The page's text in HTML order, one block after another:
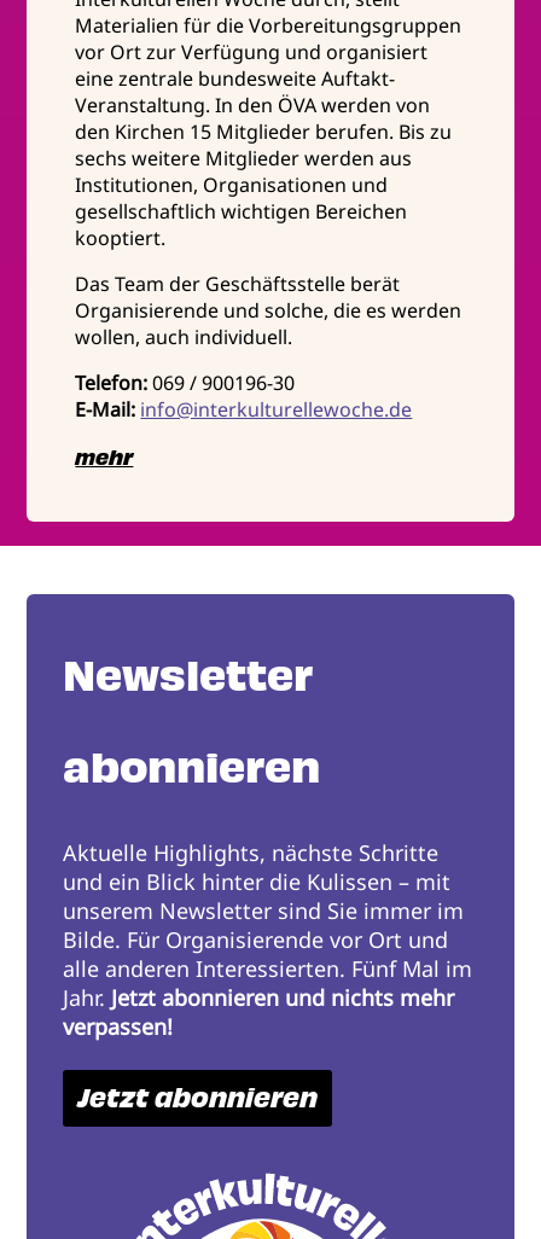
Materialien für die Vorbereitungsgruppen
vor Ort zur Verfügung und organisiert
eine zentrale bundesweite Auftakt-
Veranstaltung. In den ÖVA werden von
den Kirchen 15 Mitglieder berufen. Bis zu
sechs weitere Mitglieder werden aus
Institutionen, Organisationen und
gesellschaftlich wichtigen Bereichen
kooptiert.
Das Team der Geschäftsstelle berät
Organisierende und solche, die es werden
wollen, auch individuell.
Telefon:069 / 900196-30
E-Mail: info@interkulturellewoche.de
mehr
Newsletter
abonnieren
Aktuelle Highlights, nächste Schritte
und ein Blick hinter die Kulissen – mit
unserem Newsletter sind Sie immer im
Bilde. Für Organisierende vor Ort und
alle anderen Interessierten. Fünf Mal im
Jahr. Jetzt abonnieren und nichts mehr
verpassen!
Jetzt abonnieren